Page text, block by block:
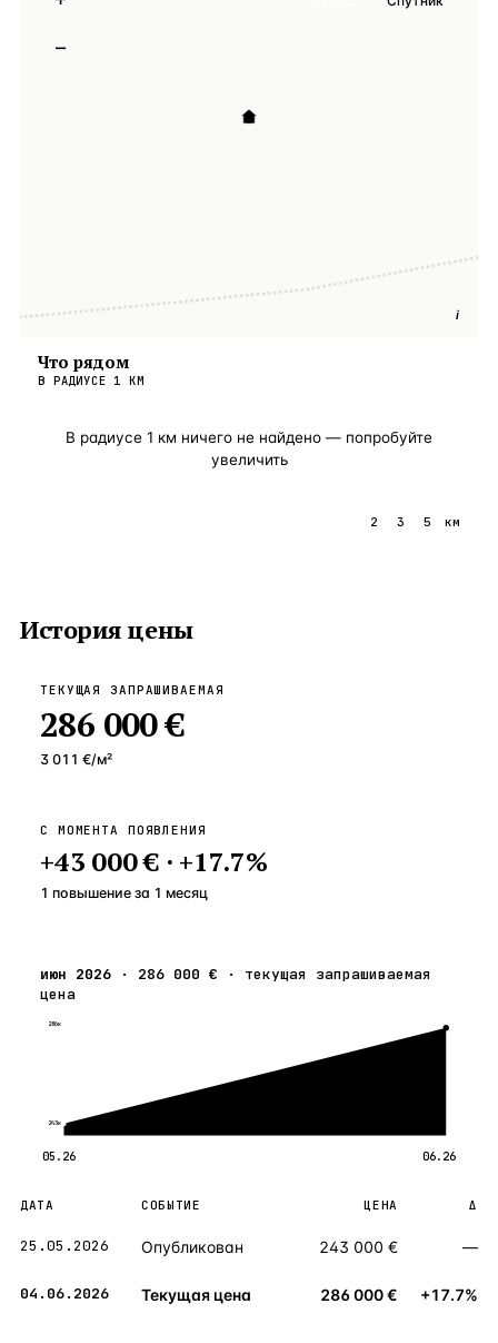
i
−
Что рядом
В РАДИУСЕ 1 КМ
В радиусе 1 км ничего не найдено — попробуйте
увеличить
2 3 5 км
История цены
ТЕКУЩАЯ ЗАПРАШИВАЕМАЯ
286 000 €
3 011 €/м²
С МОМЕНТА ПОЯВЛЕНИЯ
+43 000 €· +17.7%
1 повышение за 1 месяц
июн 2026 · 286 000 € · текущая запрашиваемая
цена
286к
243к
05.26 06.26
ДАТА СОБЫТИЕ ЦЕНА Δ
25.05.2026 Опубликован 243 000 € —
04.06.2026 Текущая цена 286 000 € +17.7%